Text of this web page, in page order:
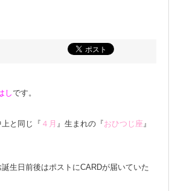
しです。
と同じ『 ４月 』生まれの『おひつじ座』
生日前後はポストにCARDが届いていた